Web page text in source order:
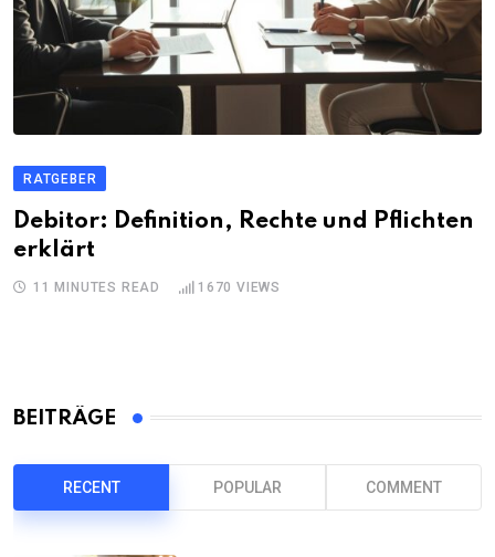
RATGEBER
Debitor: Definition, Rechte und Pflichten
erklärt
11 MINUTES READ 1670 VIEWS
BEITRÄGE
RECENT POPULAR COMMENT